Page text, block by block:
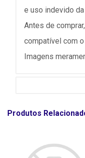
e uso indevido da
Antes de
compatível com
Imagens
Produtos